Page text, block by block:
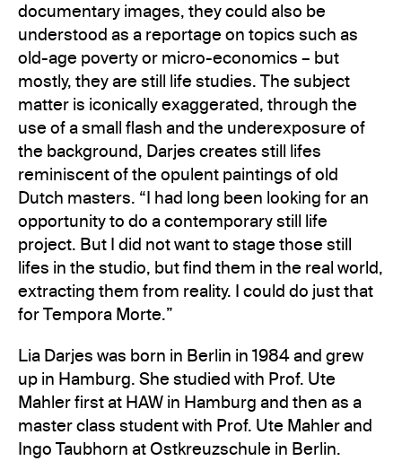
documentary images, they could also be
understood as a reportage on topics such as
old-age poverty or micro-economics – but
mostly, they are still life studies. The subject
matter is iconically exaggerated, through the
use of a small flash and the underexposure of
the background, Darjes creates still lifes
reminiscent of the opulent paintings of old
Dutch masters. “I had long been looking for an
opportunity to do a contemporary still life
project. But I did not want to stage those still
lifes in the studio, but find them in the real world,
extracting them from reality. I could do just that
for Tempora Morte.”
Lia Darjes was born in Berlin in 1984 and grew
up in Hamburg. She studied with Prof. Ute
Mahler first at HAW in Hamburg and then as a
master class student with Prof. Ute Mahler and
Ingo Taubhorn at Ostkreuzschule in Berlin.